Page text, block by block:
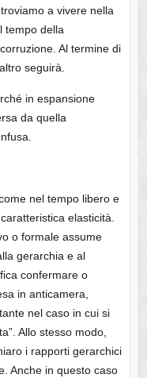
a vivere nella
il tempo della
Al termine di
seguirà.
in espansione
da quella
nel tempo libero e
elasticità.
o formale assume
gerarchia e al
confermare o
in anticamera,
nel caso in cui si
Allo stesso modo,
i rapporti gerarchici
Anche in questo caso